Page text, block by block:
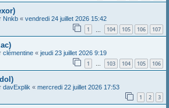
Nnkb « vendredi 24 juillet 2026 15:42
1 104 105 106 107
clémentine « jeudi 23 juillet 2026 9:19
1 … 103 104 105 106
davExplik « mercredi 22 juillet 2026 17:53
1 2 3